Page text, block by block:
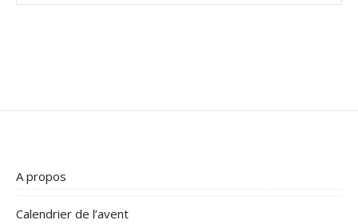
A propos
Calendrier de l’avent